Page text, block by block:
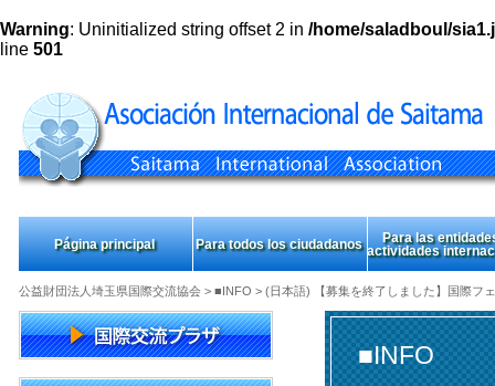
Warning: Uninitialized string offset 2 in /home/saladboul/
line 501
Página principal Para todos los ciudadanos
Para las
actividades
公益財団法人埼玉県国際交流協会> ■INFO > (日本語) 【募集を終了しました】国際フ
■INFO